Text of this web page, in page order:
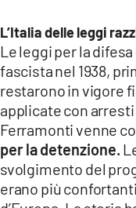
L’Italia delle leggi
Le leggi per la
fascista nel 1938,
restarono in vigore
applicate con
Ferramonti venne
per la detenzione.
svolgimento del
erano più